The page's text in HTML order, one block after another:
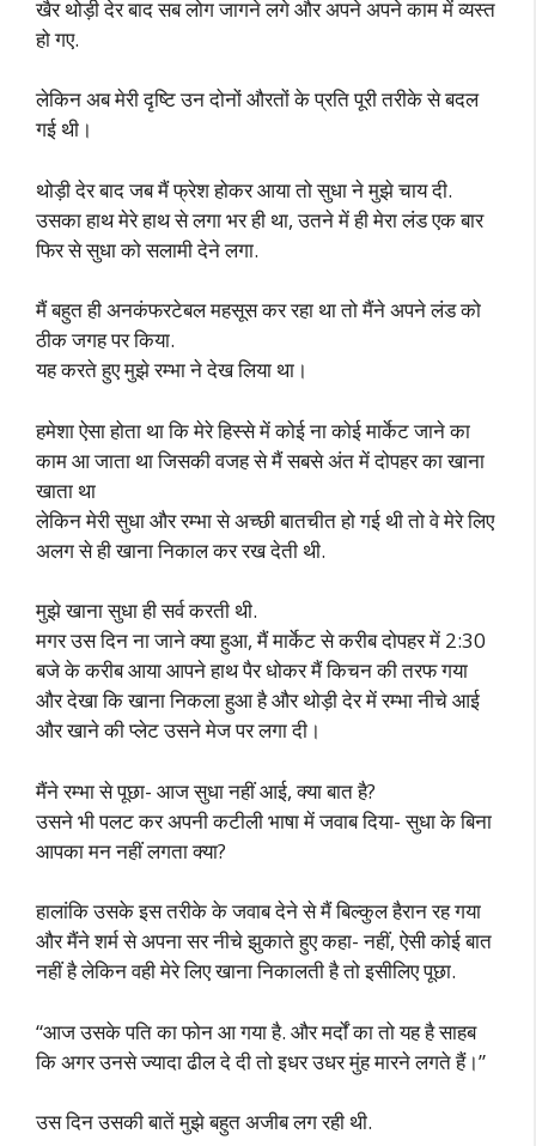
खैर थोड़ी देर बाद सब लोग जागने लगे और अपने अपने काम में व्यस्त
हो गए.
लेकिन अब मेरी दृष्टि उन दोनों औरतों के प्रति पूरी तरीके से बदल
गई थी।
थोड़ी देर बाद जब मैं फ्रेश होकर आया तो सुधा ने मुझे चाय दी.
उसका हाथ मेरे हाथ से लगा भर ही था, उतने में ही मेरा लंड एक बार
फिर से सुधा को सलामी देने लगा.
मैं बहुत ही अनकंफरटेबल महसूस कर रहा था तो मैंने अपने लंड को
ठीक जगह पर किया.
यह करते हुए मुझे रम्भा ने देख लिया था।
हमेशा ऐसा होता था कि मेरे हिस्से में कोई ना कोई मार्केट जाने का
काम आ जाता था जिसकी वजह से मैं सबसे अंत में दोपहर का खाना
खाता था
लेकिन मेरी सुधा और रम्भा से अच्छी बातचीत हो गई थी तो वे मेरे लिए
अलग से ही खाना निकाल कर रख देती थी.
मुझे खाना सुधा ही सर्व करती थी.
मगर उस दिन ना जाने क्या हुआ, मैं मार्केट से करीब दोपहर में 2:30
बजे के करीब आया आपने हाथ पैर धोकर मैं किचन की तरफ गया
और देखा कि खाना निकला हुआ है और थोड़ी देर में रम्भा नीचे आई
और खाने की प्लेट उसने मेज पर लगा दी।
मैंने रम्भा से पूछा- आज सुधा नहीं आई, क्या बात है?
उसने भी पलट कर अपनी कटीली भाषा में जवाब दिया- सुधा के बिना
आपका मन नहीं लगता क्या?
हालांकि उसके इस तरीके के जवाब देने से मैं बिल्कुल हैरान रह गया
और मैंने शर्म से अपना सर नीचे झुकाते हुए कहा- नहीं, ऐसी कोई बात
नहीं है लेकिन वही मेरे लिए खाना निकालती है तो इसीलिए पूछा.
“आज उसके पति का फोन आ गया है. और मर्दों का तो यह है साहब
कि अगर उनसे ज्यादा ढील दे दी तो इधर उधर मुंह मारने लगते हैं।”
उस दिन उसकी बातें मुझे बहुत अजीब लग रही थी.